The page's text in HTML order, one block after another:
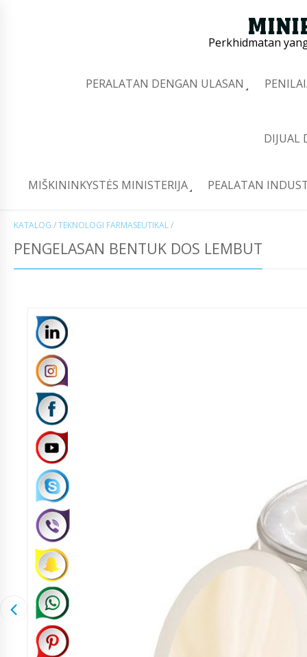
Perkhidmatan
PERALATAN DENGAN ULASAN
DIJUAL
MIŠKININKYSTĖS MINISTERIJA PEALATAN
KATALOG /TEKNOLOGI FARMASEUTIKAL/
PENGELASAN BENTUK DOS LEMBUT